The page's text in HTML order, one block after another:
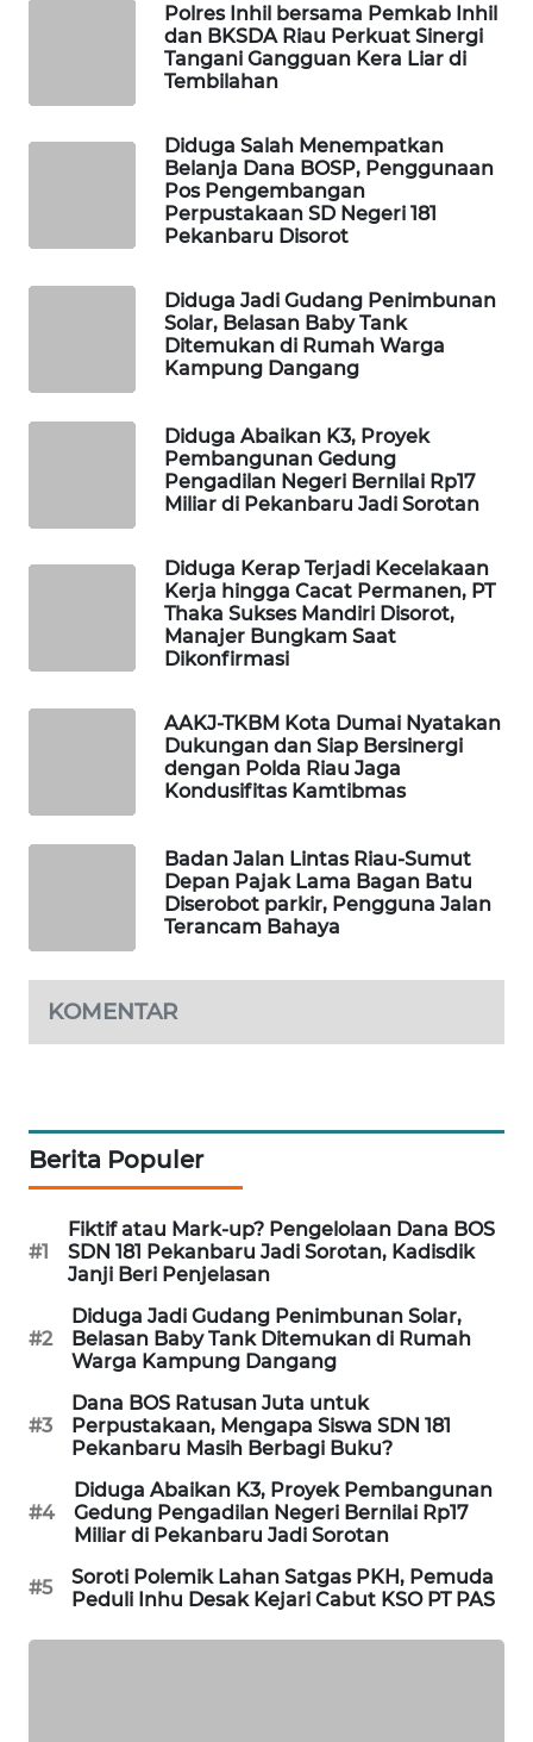
Polres Inhil bersama Pemkab Inhil
dan BKSDA Riau Perkuat Sinergi
Tangani Gangguan Kera Liar di
Tembilahan
Diduga Salah Menempatkan
Belanja Dana BOSP, Penggunaan
Pos Pengembangan
Perpustakaan SD Negeri 181
Pekanbaru Disorot
Diduga Jadi Gudang Penimbunan
Solar, Belasan Baby Tank
Ditemukan di Rumah Warga
Kampung Dangang
Diduga Abaikan K3, Proyek
Pembangunan Gedung
Pengadilan Negeri Bernilai Rp17
Miliar di Pekanbaru Jadi Sorotan
Diduga Kerap Terjadi Kecelakaan
Kerja hingga Cacat Permanen, PT
Thaka Sukses Mandiri Disorot,
Manajer Bungkam Saat
Dikonfirmasi
AAKJ-TKBM Kota Dumai Nyatakan
Dukungan dan Siap Bersinergi
dengan Polda Riau Jaga
Kondusifitas Kamtibmas
Badan Jalan Lintas Riau-Sumut
Depan Pajak Lama Bagan Batu
Diserobot parkir, Pengguna Jalan
Terancam Bahaya
KOMENTAR
Berita Populer
#1
Fiktif atau Mark-up? Pengelolaan Dana BOS
SDN 181 Pekanbaru Jadi Sorotan, Kadisdik
Janji Beri Penjelasan
#2
Diduga Jadi Gudang Penimbunan Solar,
Belasan Baby Tank Ditemukan di Rumah
Warga Kampung Dangang
#3
Dana BOS Ratusan Juta untuk
Perpustakaan, Mengapa Siswa SDN 181
Pekanbaru Masih Berbagi Buku?
#4
Diduga Abaikan K3, Proyek Pembangunan
Gedung Pengadilan Negeri Bernilai Rp17
Miliar di Pekanbaru Jadi Sorotan
#5
Soroti Polemik Lahan Satgas PKH, Pemuda
Peduli Inhu Desak Kejari Cabut KSO PT PAS
LPKKI
METRO
SIANTAR
NEWS
METRO
NEWS
NEWS
NEWS
MARITIM
NEWS